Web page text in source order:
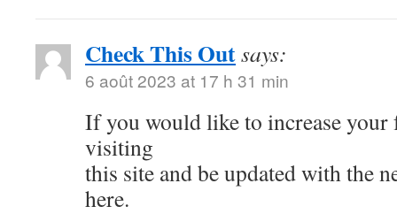
Check This Outsays:
6 août 2023 at 17 h 31 min
If you would like to increase
visiting
this site and be updated with the
here.